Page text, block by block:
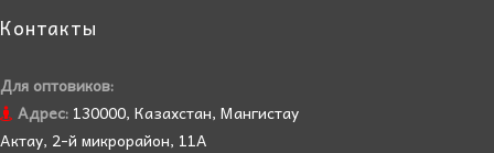
Контакты
Для оптовиков:
Адрес: 130000, Казахстан, Мангистау
Актау, 2-й микрорайон, 11А